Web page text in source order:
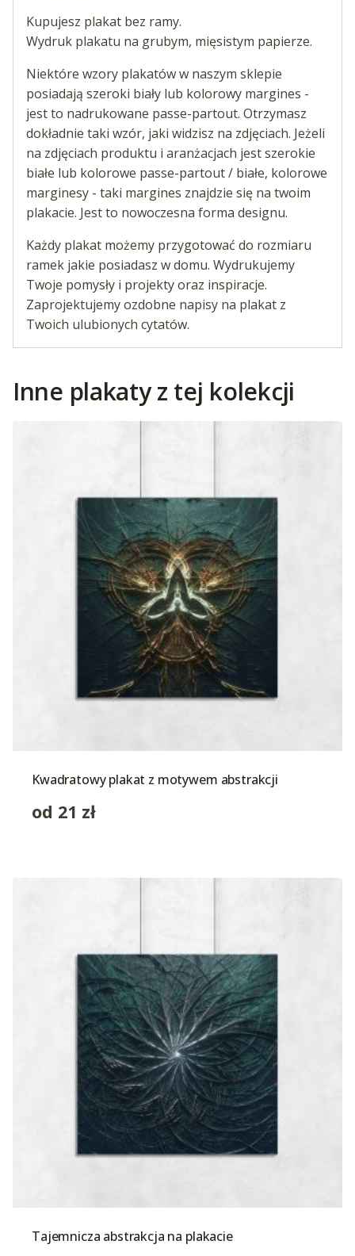
Kupujesz plakat bez ramy.
Wydruk plakatu na grubym, mięsistym papierze.
Niektóre wzory plakatów w naszym sklepie
posiadają szeroki biały lub kolorowy margines -
jest to nadrukowane passe-partout. Otrzymasz
dokładnie taki wzór, jaki widzisz na zdjęciach. Jeżeli
na zdjęciach produktu i aranżacjach jest szerokie
białe lub kolorowe passe-partout / białe, kolorowe
marginesy - taki margines znajdzie się na twoim
plakacie. Jest to nowoczesna forma designu.
Każdy plakat możemy przygotować do rozmiaru
ramek jakie posiadasz w domu. Wydrukujemy
Twoje pomysły i projekty oraz inspiracje.
Zaprojektujemy ozdobne napisy na plakat z
Twoich ulubionych cytatów.
Inne plakaty z tej kolekcji
Kwadratowy plakat z motywem abstrakcji
od 21 zł
Tajemnicza abstrakcja na plakacie